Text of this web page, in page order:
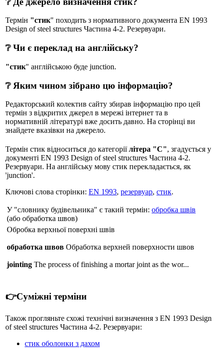
Термін "стик" походить з нормативного документа EN 1993
Design of steel structures Частина 4-2. Резервуари.
❔ Чи є переклад на англійську?
"стик" англійською буде junction.
❔ Яким чином зібрано цю інформацію?
Редакторський колектив сайту збирав інформацію про цей
термін з відкритих джерел в мережі інтернет та в
нормативній літературі вже досить давно. На сторінці ви
знайдете вказівки на джерело.
Термін стик відноситься до категоріїлітера "С", згадується у
документі EN 1993 Design of steel structures Частина 4-2.
Резервуари. На англійську мову стик перекладається, як
'junction'.
Ключові слова сторінки: EN 1993, резервуар, стик.
У "словнику будівельника" є такий термін: обробка швів
(або обработка швов)
Обробка верхньої поверхні швів
обработка швов Обработка верхней поверхности швов
jointing The process of finishing a mortar joint as the wor...
👉Суміжні терміни
Також прогляньте схожі технічні визначення з EN 1993 Design
of steel structures Частина 4-2. Резервуари:
стик оболонки з дахом